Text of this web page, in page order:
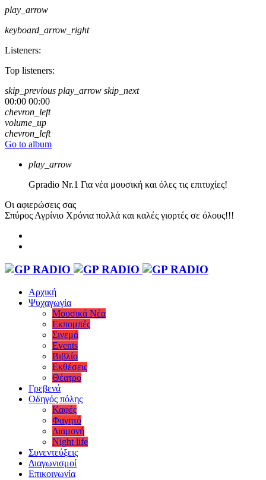
play_arrow
keyboard_arrow_right
Listeners:
Top listeners:
skip_previous play_arrow skip_next
00:00 00:00
chevron_left
volume_up
chevron_left
Go to album
play_arrow
Gpradio Nr.1 Για νέα μουσική και όλες τις επιτυχίες!
Οι αφιερώσεις σας
Σπύρος Αγρίνιο Χρόνια πολλά και καλές γιορτές σε όλους!!!
Αρχική
Ψυχαγωγία
Μουσικά Νέα
Εκπομπές
Σινεμά
Events
Βιβλίο
Εκθέσεις
Θέατρο
Γρεβενά
Οδηγός πόλης
Καφές
Φαγητό
Διαμονή
Night life
Συνεντεύξεις
Διαγωνισμοί
Επικοινωνία